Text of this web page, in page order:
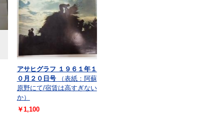
アサヒグラフ １９６１年１
０月２０日号
（表紙：阿蘇
原野にて/宿賃は高すぎない
か）
￥1,100